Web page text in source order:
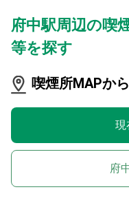
府中駅周辺の喫
等を探す
喫煙所MAPか
現
府